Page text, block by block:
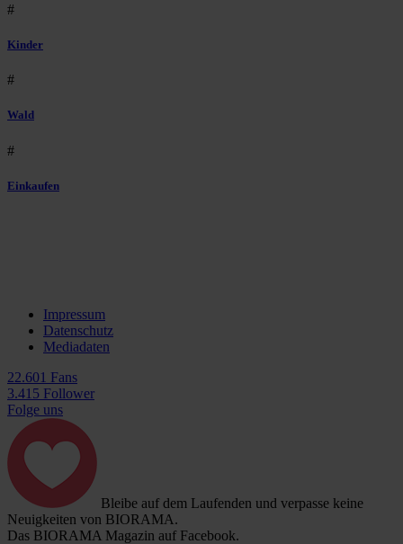
#
Kinder
#
Wald
#
Einkaufen
Impressum
Datenschutz
Mediadaten
22.601 Fans
3.415 Follower
Folge uns
Bleibe auf dem Laufenden und verpasse keine
Neuigkeiten von BIORAMA.
Das BIORAMA Magazin auf Facebook.